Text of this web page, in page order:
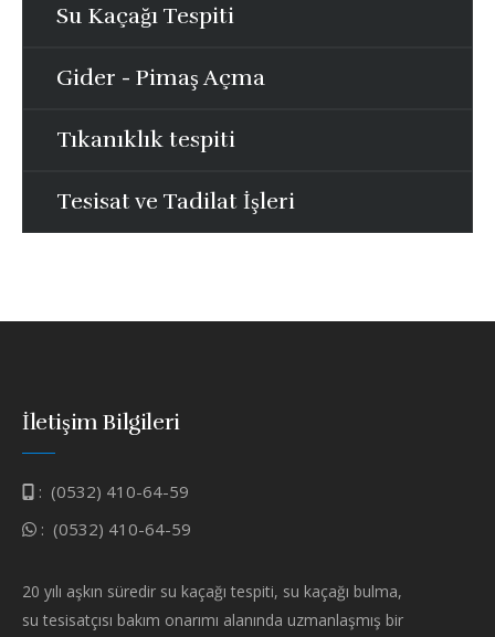
Su Kaçağı Tespiti
Gider - Pimaş Açma
Tıkanıklık tespiti
Tesisat ve Tadilat İşleri
İletişim Bilgileri
: (0532) 410-64-59
: (0532) 410-64-59
20 yılı aşkın süredir su kaçağı tespiti, su kaçağı bulma,
su tesisatçısı bakım onarımı alanında uzmanlaşmış bir